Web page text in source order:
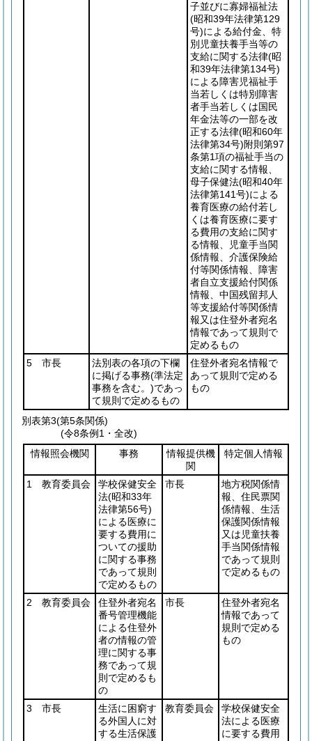
子並びに寡婦福祉法
(昭和39年法律第129
号)による給付金、特
別児童扶養手当等の
支給に関する法律(昭
和39年法律第134号)
による障害児福祉手
当若しくは特別障害
者手当若しくは国民
年金法等の一部を改
正する法律(昭和60年
法律第34号)附則第97
条第1項の福祉手当の
支給に関する情報、
母子保健法(昭和40年
法律第141号)による
養育医療の給付若し
くは養育医療に要す
る費用の支給に関す
る情報、児童手当関
係情報、介護保険給
付等関係情報、障害
者自立支援給付関係
情報、中国残留邦人
等支援給付等関係情
報又は住登外者宛名
情報であって規則で
定めるもの
5 市長
法別表の各項の下欄
に掲げる事務(準法定
事務を含む。)であっ
て規則で定めるもの
住登外者宛名情報で
あって規則で定める
もの
別表第3(第5条関係)
(令8条例1・全改)
情報照会機関
事務
情報提供機
関
特定個人情報
1 教育委員会
学校保健安全
法(昭和33年
法律第56号)
による医療に
要する費用に
ついての援助
に関する事務
であって規則
で定めるもの
市長
地方税関係情
報、住民票関
係情報、生活
保護関係情報
又は児童扶養
手当関係情報
であって規則
で定めるもの
2 教育委員会
住登外者宛名
番号管理機能
による住登外
者の情報の管
理に関する事
務であって規
則で定めるも
の
市長
住登外者宛名
情報であって
規則で定める
もの
3 市長
生活に困窮す
る外国人に対
する生活保護
教育委員会
学校保健安全
法による医療
に要する費用